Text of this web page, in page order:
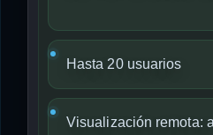
Hasta 20 usuarios
Visualización remota: